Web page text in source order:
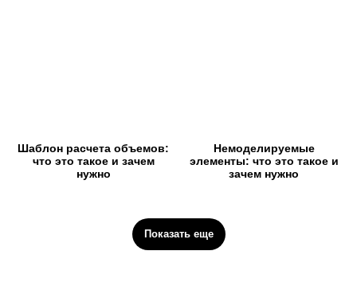
Шаблон расчета объемов:
что это такое и зачем
нужно
Немоделируемые
элементы: что это такое и
зачем нужно
Показать еще